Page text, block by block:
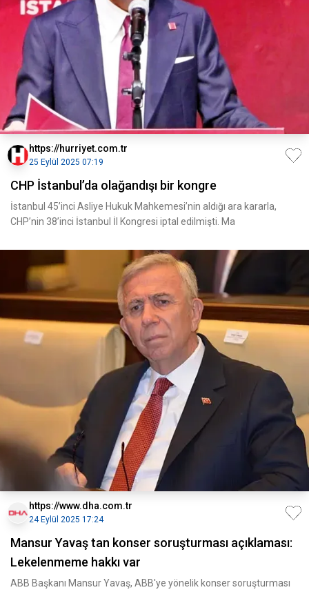
https://hurriyet.com.tr
25 Eylül 2025 07:19
CHP İstanbul’da olağandışı bir kongre
İstanbul 45’inci Asliye Hukuk Mahkemesi’nin aldığı ara kararla,
CHP’nin 38’inci İstanbul İl Kongresi iptal edilmişti. Ma
https://www.dha.com.tr
24 Eylül 2025 17:24
Mansur Yavaş tan konser soruşturması açıklaması:
Lekelenmeme hakkı var
ABB Başkanı Mansur Yavaş, ABB'ye yönelik konser soruşturması